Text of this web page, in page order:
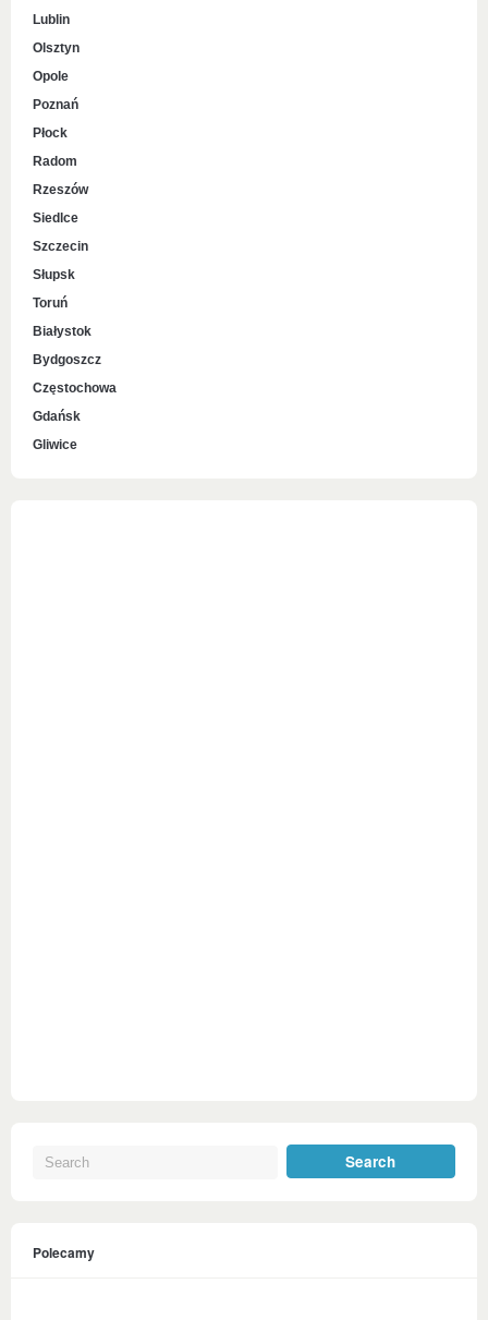
Lublin
Olsztyn
Opole
Poznań
Płock
Radom
Rzeszów
Siedlce
Szczecin
Słupsk
Toruń
Białystok
Bydgoszcz
Częstochowa
Gdańsk
Gliwice
Polecamy